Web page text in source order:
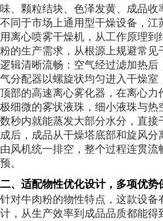
味、颗粒结块、色泽发黄、成品收
不同于市场上通用型干燥设备，江
用离心喷雾干燥机，从工作原理到
粉的生产需求，从根源上规避常见
逻辑清晰流畅：空气经过滤加热后
气分配器以螺旋状均匀进入干燥室
顶部的高速离心雾化器，在离心力
极细微的雾状液珠，细小液珠与热
数秒内就能蒸发大部分水分，直接
成后，成品从干燥塔底部和旋风分
由风机统一排空，整个过程连贯流
预。
二、适配物性优化设计，多项优势
针对牛肉粉的物性特点，这款设备
计，从生产效率到成品品质都能得